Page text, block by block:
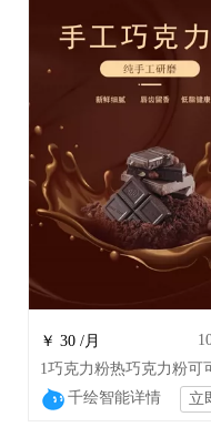
￥ 30 /月
千绘智能详情
立